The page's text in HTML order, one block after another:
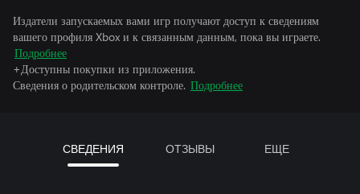
Издатели запускаемых вами игр получают доступ к сведениям
вашего профиля Xbox и к связанным данным, пока вы играете.
Подробнее
+Доступны покупки из приложения.
Сведения о родительском контроле. Подробнее
СВЕДЕНИЯ ОТЗЫВЫ ЕЩЕ